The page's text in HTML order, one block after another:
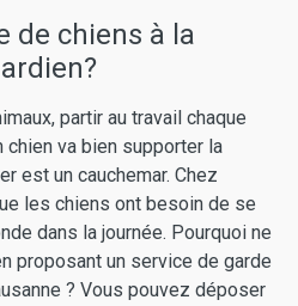
de chiens à la
partir au travail chaque
va bien supporter la
est un cauchemar. Chez
les chiens ont besoin de se
dans la journée. Pourquoi ne
proposant un service de garde
? Vous pouvez déposer